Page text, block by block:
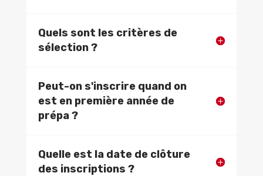
Quels sont les critères de
sélection ?
Peut-on s'inscrire quand on
est en première année de
prépa ?
Quelle est la date de clôture
des inscriptions ?